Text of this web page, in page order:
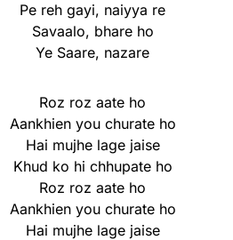
Pe reh gayi, naiyya re
Savaalo, bhare ho
Ye Saare, nazare
Roz roz aate ho
Aankhien you churate ho
Hai mujhe lage jaise
Khud ko hi chhupate ho
Roz roz aate ho
Aankhien you churate ho
Hai mujhe lage jaise